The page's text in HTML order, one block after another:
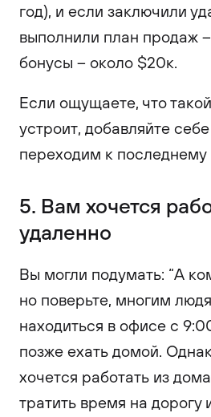
год), и если заключили
выполнили план продаж
бонусы – около $20к.
Если ощущаете, что
устроит, добавляйте
переходим к последнему
5. Вам хочется
удаленно
Вы могли подумать: “А
но поверьте, многим
находиться в офисе с
позже ехать домой.
хочется работать из
тратить время на